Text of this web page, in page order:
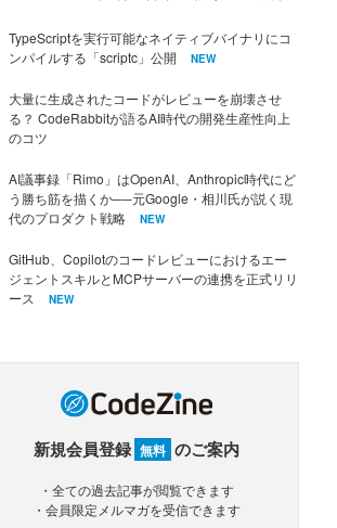
TypeScriptを実行可能なネイティブバイナリにコ
ンパイルする「scriptc」公開
NEW
大量に生成されたコードがレビューを崩壊させ
る？ CodeRabbitが語るAI時代の開発生産性向上
のコツ
AI議事録「Rimo」はOpenAI、Anthropic時代にど
う勝ち筋を描くか──元Google・相川氏が説く現
代のプロダクト戦略
NEW
GitHub、Copilotのコードレビューにおけるエー
ジェントスキルとMCPサーバーの連携を正式リリ
ース
NEW
新規会員登録 無料 のご案内
・全ての過去記事が閲覧できます
・会員限定メルマガを受信できます